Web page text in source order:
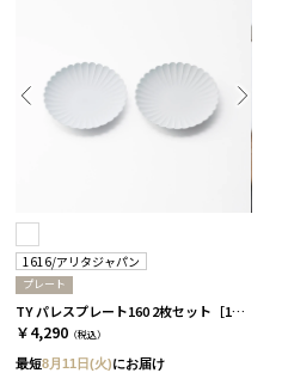
1616/アリタジャパン
プレート
TY パレスプレート160 2枚セット［1616/アリタジャパン］
￥4,290 （税込）
最短8月11日(火)にお届け